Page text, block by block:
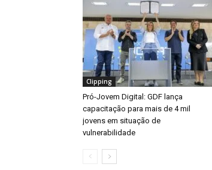
Clipping
Pró-Jovem Digital: GDF lança
capacitação para mais de 4 mil
jovens em situação de
vulnerabilidade